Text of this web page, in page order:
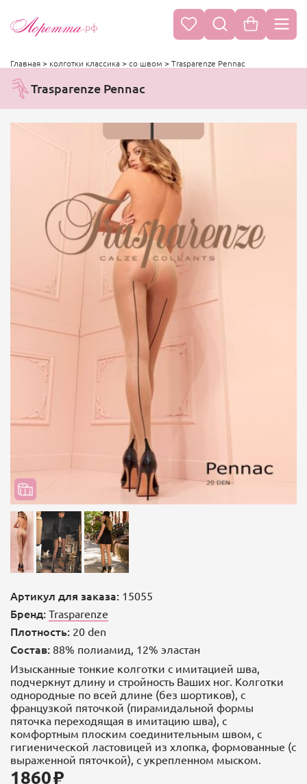
.рф
Главная> колготки классика> со швом > Trasparenze Pennac
Trasparenze Pennac
Артикул для заказа: 15055
Бренд: Trasparenze
Плотность: 20 den
Состав: 88% полиамид, 12% эластан
Изысканные тонкие колготки с имитацией шва,
подчеркнут длину и стройность Ваших ног. Колготки
однородные по всей длине (без шортиков), с
французкой пяточкой (пирамидальной формы
пяточка переходящая в имитацию шва), с
комфортным плоским соединительным швом, с
гигиенической ластовицей из хлопка, формованные (с
выраженной пяточкой), с укрепленном мыском.
1860